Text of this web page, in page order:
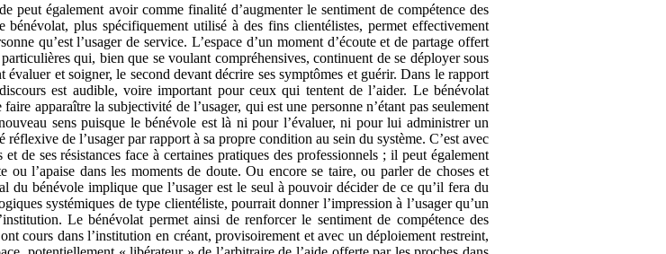
peut également avoir comme finalité d’augmenter le sentiment de compétence des
plus spécifiquement utilisé à des fins clientélistes, permet effectivement
qu’est l’usager de service. L’espace d’un moment d’écoute et de partage offert
qui, bien que se voulant compréhensives, continuent de se déployer sous
et soigner, le second devant décrire ses symptômes et guérir. Dans le rapport
est audible, voire important pour ceux qui tentent de l’aider. Le bénévolat
apparaître la subjectivité de l’usager, qui est une personne n’étant pas seulement
sens puisque le bénévole est là ni pour l’évaluer, ni pour lui administrer un
de l’usager par rapport à sa propre condition au sein du système. C’est avec
de ses résistances face à certaines pratiques des professionnels ; il peut également
l’apaise dans les moments de doute. Ou encore se taire, ou parler de choses et
du bénévole implique que l’usager est le seul à pouvoir décider de ce qu’il fera du
systémiques de type clientéliste, pourrait donner l’impression à l’usager qu’un
Le bénévolat permet ainsi de renforcer le sentiment de compétence des
cours dans l’institution en créant, provisoirement et avec un déploiement restreint,